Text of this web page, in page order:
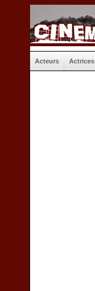
Acteurs Actrices